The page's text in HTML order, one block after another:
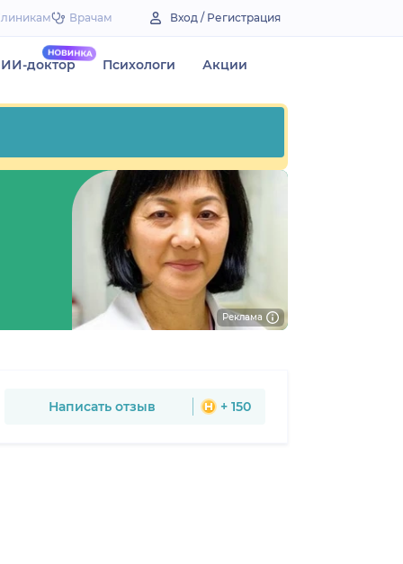
Врачам Вход / Регистрация
ИИ-доктор Психологи Акции
Написать отзыв + 150
Реклама